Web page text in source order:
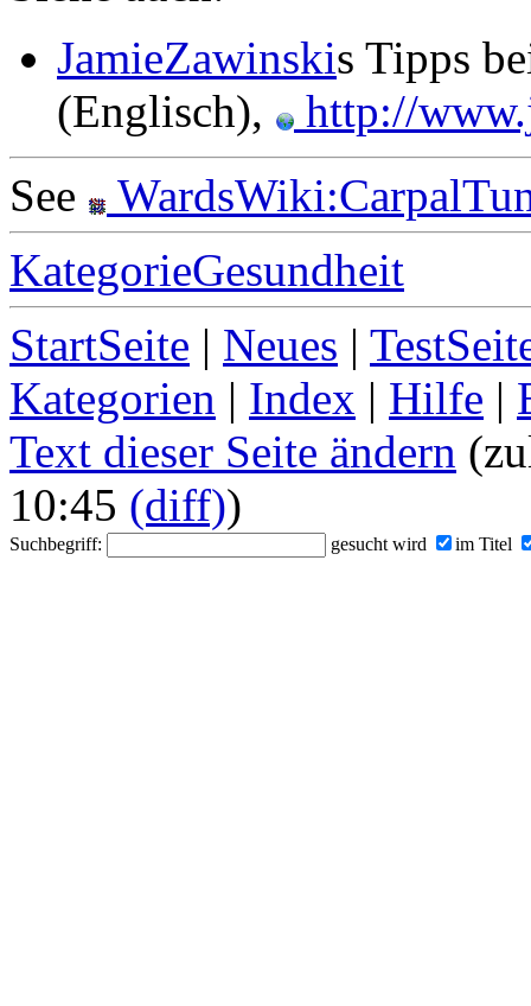
JamieZawinskis Tipps
(Englisch),
http://
See
KategorieGesundheit
StartSeite | Neues |
Kategorien | Index | Hilfe |
Text dieser Seite ändern
10:45 (diff))
Suchbegriff: gesucht wird im Titel